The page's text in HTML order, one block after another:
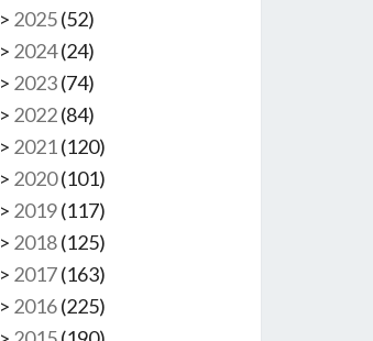
> 2025 (52)
> 2024 (24)
> 2023 (74)
> 2022 (84)
> 2021 (120)
> 2020 (101)
> 2019 (117)
> 2018 (125)
> 2017 (163)
> 2016 (225)